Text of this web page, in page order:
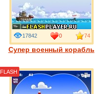
Супер военный корабль
17842 0 74
FLASH